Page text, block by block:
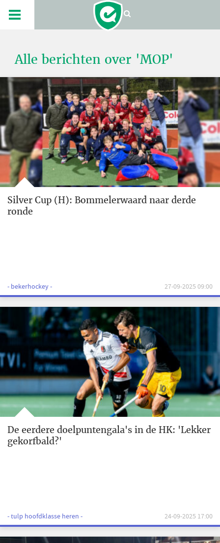
Alle berichten over 'MOP'
Silver Cup (H): Bommelerwaard naar derde
ronde
- bekerhockey - 27-09-2025 09:00
De eerdere doelpuntengala's in de HK: 'Lekker
gekorfbald?'
- tulp hoofdklasse heren - 24-09-2025 17:00